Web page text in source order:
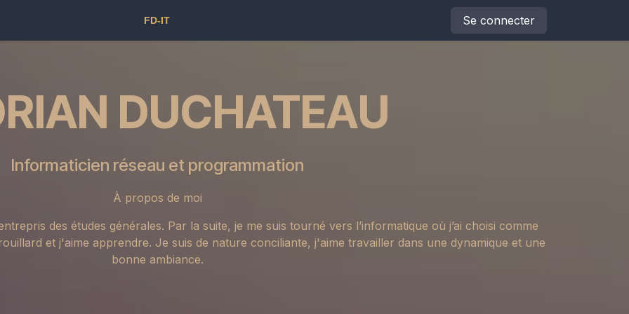
Se connecter
DUCHATEAU
Informaticien réseau et programmation
À propos de moi
des études générales. Par la suite, je me suis tourné vers l’informatique où j’ai choisi comme
et j'aime apprendre. Je suis de nature conciliante, j'aime travailler dans une dynamique et une
bonne ambiance.